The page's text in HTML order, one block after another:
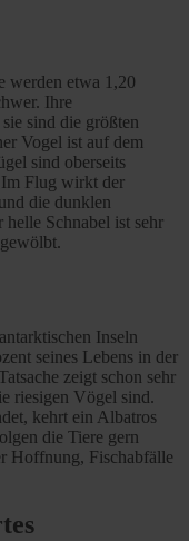
werden etwa 1,20
Ihre
sind die größten
Vogel ist auf dem
sind oberseits
Flug wirkt der
die dunklen
Schnabel ist sehr
Inseln
seines Lebens in der
zeigt schon sehr
riesigen Vögel sind.
kehrt ein Albatros
die Tiere gern
Hoffnung, Fischabfälle